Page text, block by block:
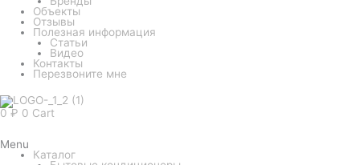
Объекты
Отзывы
Полезная информация
Статьи
Видео
Контакты
Перезвоните мне
0 ₽ 0 Cart
Menu
Каталог